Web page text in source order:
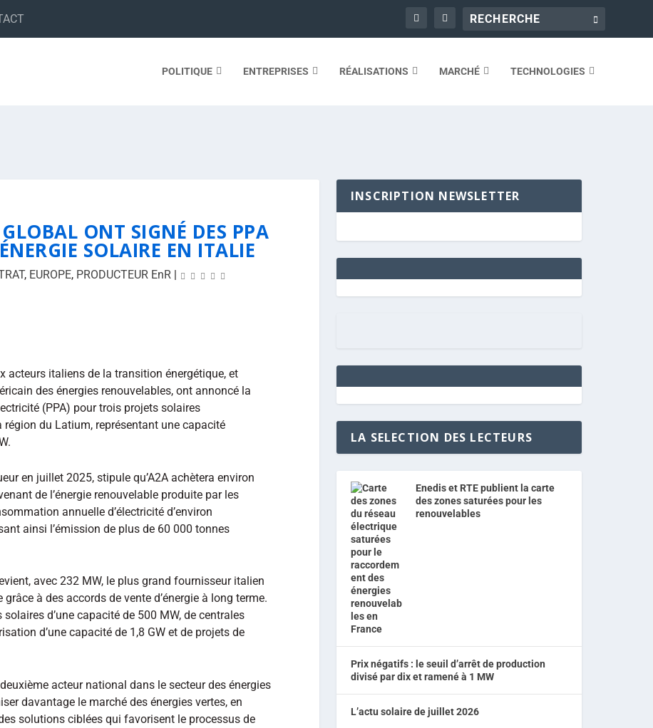
POLITIQUE ENTREPRISES RÉALISATIONS MARCHÉ TECHNOLOGIES
ONT SIGNÉ DES PPA
SOLAIRE EN ITALIE
, EUROPE, PRODUCTEUR EnR|
acteurs italiens de la transition énergétique, et
des énergies renouvelables, ont annoncé la
(PPA) pour trois projets solaires
du Latium, représentant une capacité
en juillet 2025, stipule qu’A2A achètera environ
de l’énergie renouvelable produite par les
annuelle d’électricité d’environ
ainsi l’émission de plus de 60 000 tonnes
avec 232 MW, le plus grand fournisseur italien
à des accords de vente d’énergie à long terme.
d’une capacité de 500 MW, de centrales
d’une capacité de 1,8 GW et de projets de
acteur national dans le secteur des énergies
davantage le marché des énergies vertes, en
solutions ciblées qui favorisent le processus de
INSCRIPTION NEWSLETTER
LA SELECTION DES LECTEURS
Enedis et RTE publient la carte
des zones saturées pour les
renouvelables
Prix négatifs : le seuil d’arrêt de production
divisé par dix et ramené à 1 MW
L’actu solaire de juillet 2026